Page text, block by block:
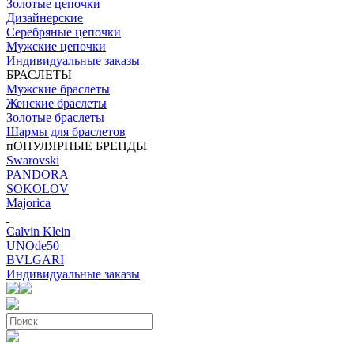
Золотые цепочки
Дизайнерские
Серебряные цепочки
Мужские цепочки
Индивидуальные заказы
БРАСЛЕТЫ
Мужские браслеты
Женские браслеты
Золотые браслеты
Шармы для браслетов
пОПУЛЯРНЫЕ БРЕНДЫ
Swarovski
PANDORA
SOKOLOV
Majorica
Calvin Klein
UNOde50
BVLGARI
Индивидуальные заказы